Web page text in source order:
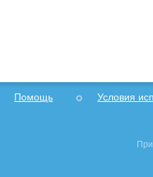
Помощь Условия